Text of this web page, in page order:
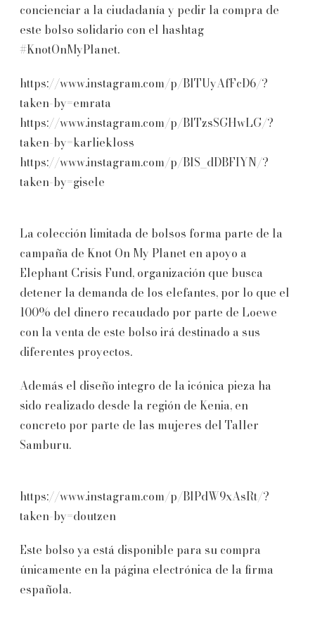
concienciar a la ciudadanía y pedir la compra de
este bolso solidario con el hashtag
#KnotOnMyPlanet.
https://www.instagram.com/p/BlTUyAfFcD6/?
taken-by=emrata
https://www.instagram.com/p/BlTzsSGHwLG/?
taken-by=karliekloss
https://www.instagram.com/p/BlS_dDBFIYN/?
taken-by=gisele
La colección limitada de bolsos forma parte de la
campaña de Knot On My Planet en apoyo a
Elephant Crisis Fund, organización que busca
detener la demanda de los elefantes, por lo que el
100% del dinero recaudado por parte de Loewe
con la venta de este bolso irá destinado a sus
diferentes proyectos.
Además el diseño integro de la icónica pieza ha
sido realizado desde la región de Kenia, en
concreto por parte de las mujeres del Taller
Samburu.
https://www.instagram.com/p/BlPdW9xAsRt/?
taken-by=doutzen
Este bolso ya está disponible para su compra
únicamente en la página electrónica de la firma
española.